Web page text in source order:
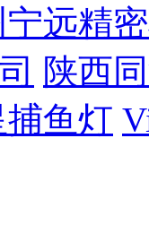
远精
陕西
鱼灯